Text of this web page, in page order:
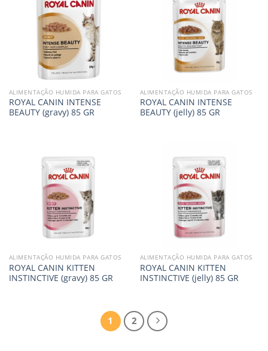
ALIMENTAÇÃO HUMIDA PARA GATOS
ROYAL CANIN INTENSE
BEAUTY (gravy) 85 GR
ALIMENTAÇÃO HUMIDA PARA GATOS
ROYAL CANIN INTENSE
BEAUTY (jelly) 85 GR
ALIMENTAÇÃO HUMIDA PARA GATOS
ROYAL CANIN KITTEN
INSTINCTIVE (gravy) 85 GR
ALIMENTAÇÃO HUMIDA PARA GATOS
ROYAL CANIN KITTEN
INSTINCTIVE (jelly) 85 GR
1 2